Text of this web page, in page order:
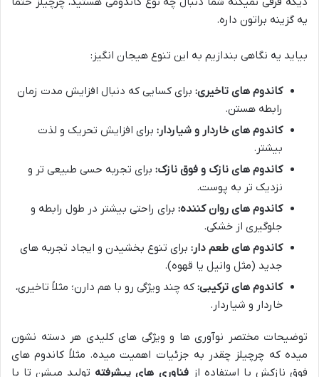
یه گزینه براتون داره.
بیاید یه نگاهی بندازیم به این تنوع هیجان انگیز:
کاندوم های تاخیری: برای کسایی که دنبال افزایش مدت زمان
رابطه هستن.
کاندوم های خاردار و شیاردار: برای افزایش تحریک و لذت
بیشتر.
کاندوم های نازک و فوق نازک: برای تجربه حسی طبیعی تر و
نزدیک تر به پوست.
کاندوم های روان کننده: برای راحتی بیشتر در طول رابطه و
جلوگیری از خشکی.
کاندوم های طعم دار: برای تنوع بخشیدن و ایجاد تجربه های
جدید (مثل وانیل یا قهوه).
کاندوم های ترکیبی: که چند ویژگی رو با هم دارن؛ مثلاً تاخیری،
خاردار و شیاردار.
توضیحات مختصر نوآوری ها و ویژگی های کلیدی هر دسته نشون
میده که چرچیلز چقدر به جزئیات اهمیت میده. مثلاً کاندوم های
فوق نازکش با استفاده ازفناوری های پیشرفته تولید میشن تا با